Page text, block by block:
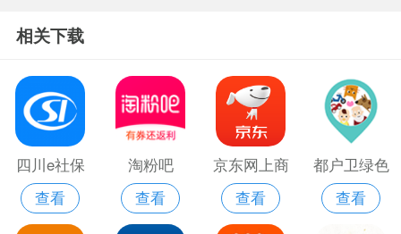
相关下载
四川e社保
手机
查看
淘粉吧
查看
京东网上商
城
查看
都户卫绿色
版
查看